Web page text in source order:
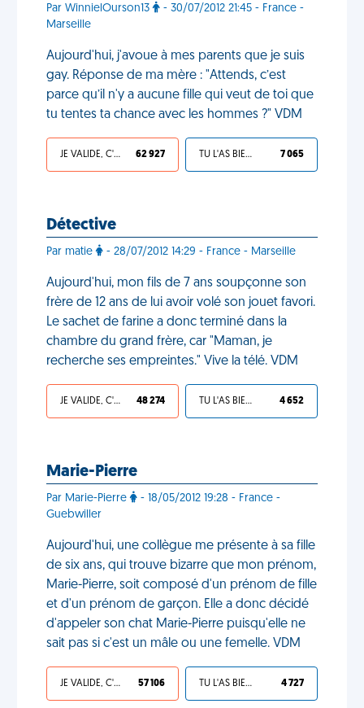
Par WinnielOurson13
- 30/07/2012 21:45 - France -
Marseille
Aujourd'hui, j'avoue à mes parents que je suis
gay. Réponse de ma mère : "Attends, c’est
parce qu’il n'y a aucune fille qui veut de toi que
tu tentes ta chance avec les hommes ?" VDM
JE VALIDE, C'EST UNE VDM 62 927 TU L'AS BIEN MÉRITÉ 7 065
Détective
Par matie - 28/07/2012 14:29 - France - Marseille
Aujourd'hui, mon fils de 7 ans soupçonne son
frère de 12 ans de lui avoir volé son jouet favori.
Le sachet de farine a donc terminé dans la
chambre du grand frère, car "Maman, je
recherche ses empreintes." Vive la télé. VDM
JE VALIDE, C'EST UNE VDM 48 274 TU L'AS BIEN MÉRITÉ 4 652
Marie-Pierre
Par Marie-Pierre
- 18/05/2012 19:28 - France -
Guebwiller
Aujourd'hui, une collègue me présente à sa fille
de six ans, qui trouve bizarre que mon prénom,
Marie-Pierre, soit composé d'un prénom de fille
et d'un prénom de garçon. Elle a donc décidé
d'appeler son chat Marie-Pierre puisqu'elle ne
sait pas si c'est un mâle ou une femelle. VDM
JE VALIDE, C'EST UNE VDM 57 106 TU L'AS BIEN MÉRITÉ 4 727